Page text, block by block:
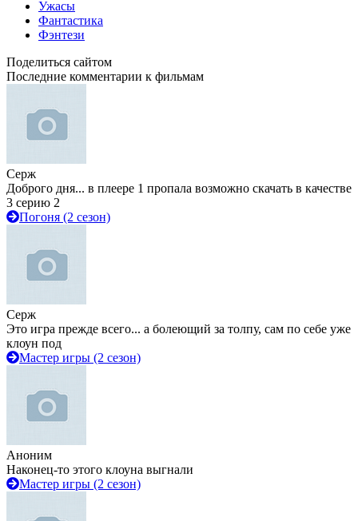
Ужасы
Фантастика
Фэнтези
Поделиться сайтом
Последние комментарии к фильмам
Серж
Доброго дня... в плеере 1 пропала возможно скачать в качестве
3 серию 2
Погоня (2 сезон)
Серж
Это игра прежде всего... а болеющий за толпу, сам по себе уже
клоун под
Мастер игры (2 сезон)
Аноним
Наконец-то этого клоуна выгнали
Мастер игры (2 сезон)